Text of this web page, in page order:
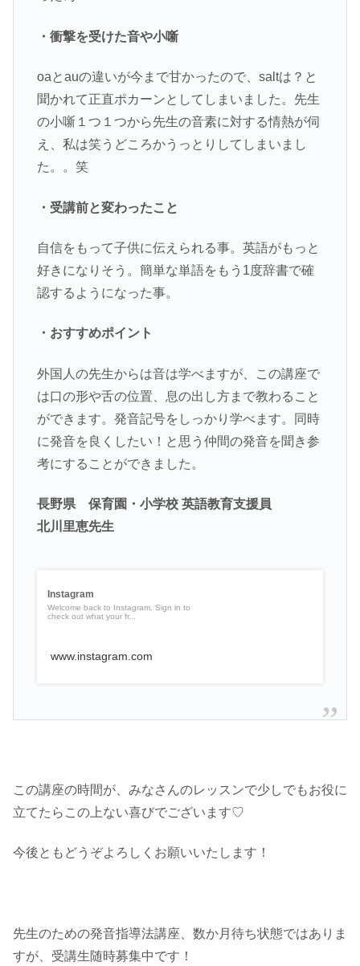
・衝撃を受けた音や小噺
oaとauの違いが今まで甘かったので、saltは？と
聞かれて正直ポカーンとしてしまいました。先生
の小噺１つ１つから先生の音素に対する情熱が伺
え、私は笑うどころかうっとりしてしまいまし
た。。笑
・受講前と変わったこと
自信をもって子供に伝えられる事。英語がもっと
好きになりそう。簡単な単語をもう1度辞書で確
認するようになった事。
・おすすめポイント
外国人の先生からは音は学べますが、この講座で
は口の形や舌の位置、息の出し方まで教わること
ができます。発音記号をしっかり学べます。同時
に発音を良くしたい！と思う仲間の発音を聞き参
考にすることができました。
長野県 保育園・小学校 英語教育支援員
北川里恵先生
Instagram
Welcome back to Instagram. Sign in to
check out what your fr...
www.instagram.com
この講座の時間が、みなさんのレッスンで少しでもお役に
立てたらこの上ない喜びでございます♡
今後ともどうぞよろしくお願いいたします！
先生のための発音指導法講座、数か月待ち状態ではありま
すが、受講生随時募集中です！